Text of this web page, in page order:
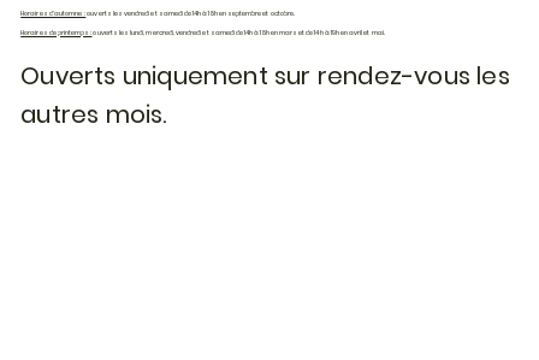
Horaires d'automne :ouverts les vendredi et samedi de 14h à 18h en septembre et octobre.
Horaires de printemps :ouverts les lundi, mercredi, vendredi et samedi de 14h à 18h en mars et de 14h à 19h en avril et mai.
Ouverts uniquement sur rendez-vous les
autres mois.